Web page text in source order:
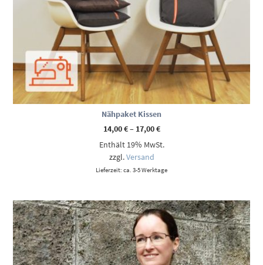
Nähpaket Kissen
14,00€– 17,00€Preisspanne:
bis
Enthält 19% MwSt.
zzgl.Versand
Lieferzeit: ca. 3-5 Werktage